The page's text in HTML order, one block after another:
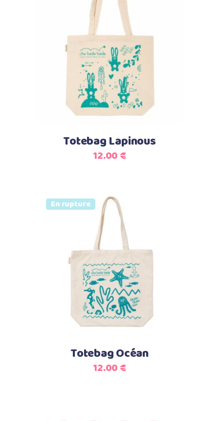
Lire la suite
Totebag Lapinous
12.00€
Vendu
En rupture
Lire la suite
Totebag Océan
12.00€